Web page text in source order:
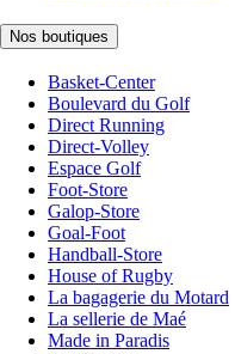
Nos boutiques
Basket-Center
Boulevard du Golf
Direct Running
Direct-Volley
Espace Golf
Foot-Store
Galop-Store
Goal-Foot
Handball-Store
House of Rugby
La bagagerie du Motard
La sellerie de Maé
Made in Paradis